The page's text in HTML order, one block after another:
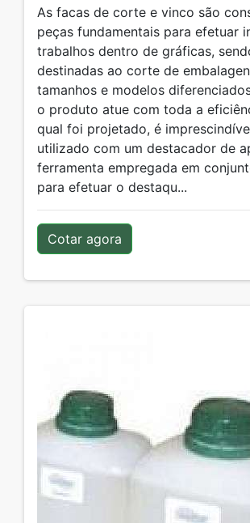
As facas de corte e vinco são
peças fundamentais para efetuar
trabalhos dentro de gráficas,
destinadas ao corte de
tamanhos e modelos
o produto atue com toda a
qual foi projetado, é
utilizado com um destacador de
ferramenta empregada em
para efetuar o destaqu...
Cotar agora